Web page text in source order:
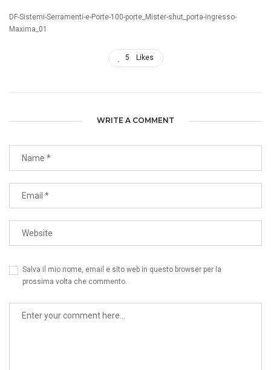
DF-Sistemi-Serramenti-e-Porte-100-porte_Mister-shut_porta-ingresso-
Maxima_01
5 Likes
WRITE A COMMENT
Salva il mio nome, email e sito web in questo browser per la
prossima volta che commento.